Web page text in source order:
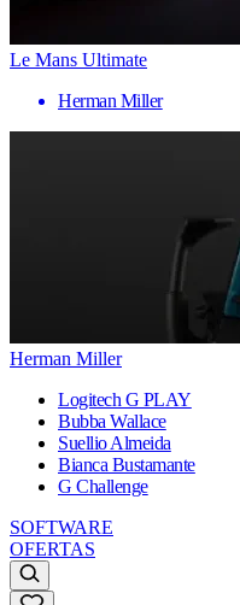
Le Mans Ultimate
Herman Miller
Herman Miller
Logitech G PLAY
Bubba Wallace
Suellio Almeida
Bianca Bustamante
G Challenge
SOFTWARE
OFERTAS